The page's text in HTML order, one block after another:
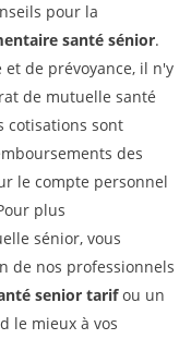
pour la
santé sénior.
de prévoyance, il n'y
de mutuelle santé
cotisations sont
des
le compte personnel
plus
sénior, vous
de nos professionnels
senior tarifou un
le mieux à vos